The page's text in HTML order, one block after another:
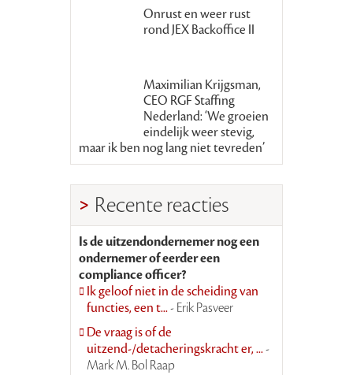
Onrust en weer rust
rond JEX Backoffice II
Maximilian Krijgsman,
CEO RGF Staffing
Nederland: ‘We groeien
eindelijk weer stevig,
maar ik ben nog lang niet tevreden’
Recente reacties
Is de uitzendondernemer nog een
ondernemer of eerder een
compliance officer?
Ik geloof niet in de scheiding van
functies, een t...- Erik Pasveer
De vraag is of de
uitzend-/detacheringskracht er, ...-
Mark M. Bol Raap